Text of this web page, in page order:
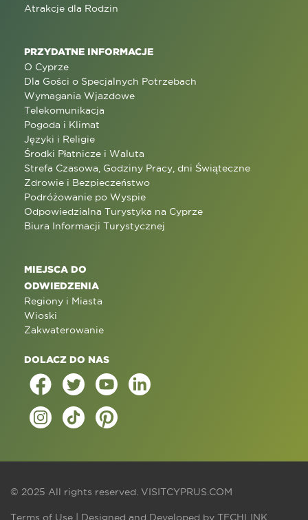
Atrakcje dla Rodzin
PRZYDATNE INFORMACJE
O Cyprze
Dla Gości o Specjalnych Potrzebach
Wymagania Wjazdowe
Telekomunikacja
Pogoda i Klimat
Języki i Religie
Środki Płatnicze i Waluta
Strefa Czasowa, Godziny Pracy, dni Świąteczne
Zdrowie i Bezpieczeństwo
Podróżowanie po Wyspie
Odpowiedzialna Turystyka na Cyprze
Biura Informacji Turystycznej
MIEJSCA DO
ODWIEDZENIA
Regiony i Miasta
Wioski
Zakwaterowanie
DOLACZ DO NAS
© 2025 All rights reserved. VISITCYPRUS.COM
Terms of Use | Designed and Developed by TECHLINK